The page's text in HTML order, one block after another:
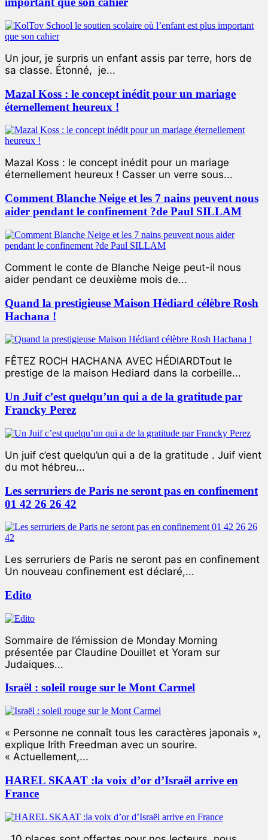
Un jour, je surpris un enfant assis par terre, hors de
sa classe. Étonné, je...
Mazal Koss : le concept inédit pour un mariage
éternellement heureux !
Mazal Koss : le concept inédit pour un mariage
éternellement heureux ! Casser un verre sous...
Comment Blanche Neige et les 7 nains peuvent nous
aider pendant le confinement ?de Paul SILLAM
Comment le conte de Blanche Neige peut-il nous
aider pendant ce deuxième mois de...
Quand la prestigieuse Maison Hédiard célèbre Rosh
Hachana !
FÊTEZ ROCH HACHANA AVEC HÉDIARDTout le
prestige de la maison Hediard dans la corbeille...
Un Juif c’est quelqu’un qui a de la gratitude par
Francky Perez
Un juif c’est quelqu’un qui a de la gratitude . Juif vient
du mot hébreu...
Les serruriers de Paris ne seront pas en confinement
01 42 26 26 42
Les serruriers de Paris ne seront pas en confinement
Un nouveau confinement est déclaré,...
Edito
Sommaire de l’émission de Monday Morning
présentée par Claudine Douillet et Yoram sur
Judaiques...
Israël : soleil rouge sur le Mont Carmel
« Personne ne connaît tous les caractères japonais »,
explique Irith Freedman avec un sourire.
« Actuellement,...
HAREL SKAAT :la voix d’or d’Israël arrive en
France